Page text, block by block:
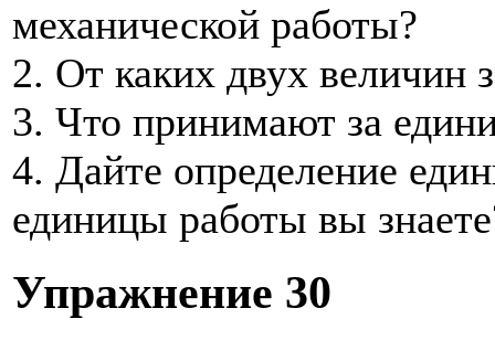
механической работы?
2. От каких двух величин
3. Что принимают за
4. Дайте определение
единицы работы вы
Упражнение 30